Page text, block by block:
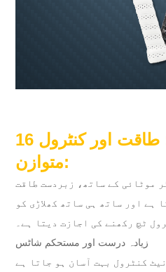
16 ملی میٹر موٹائی: طاقت اور کنٹرول
متوازن:
پیڈل، 16 ملی میٹر موٹائی کے ساتھ، زبردست طاقت
ہے اور ساتھ ہی ساتھ کھلاڑی کو
ٹچ رکھنے کی اجازت دیتا ہے۔
زیادہ درست اور مستحکم شاٹس